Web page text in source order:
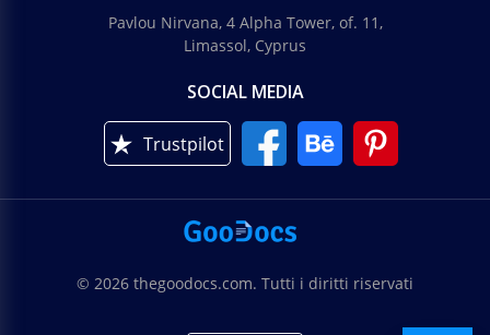
Pavlou Nirvana, 4 Alpha Tower, of. 11,
Limassol, Cyprus
SOCIAL MEDIA
Trustpilot
© 2026 thegoodocs.com. Tutti i diritti riservati